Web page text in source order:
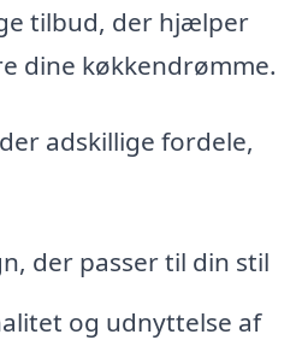
tilbud, der hjælper
dine køkkendrømme.
adskillige fordele,
der passer til din stil
og udnyttelse af